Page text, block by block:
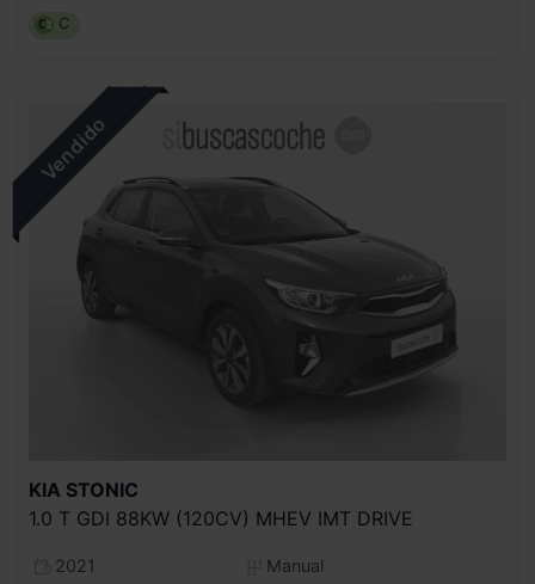
C
KIA STONIC
1.0 T GDI 88KW (120CV) MHEV IMT DRIVE
2021
Manual